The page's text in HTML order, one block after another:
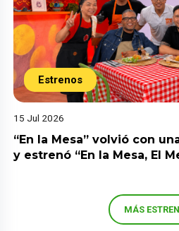
Estrenos
15 Jul 2026
“En la Mesa” volvió con
y estrenó “En la Mesa, El
MÁS